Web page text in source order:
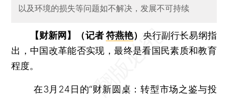
以及环境的损失等问题如不解决，发展不可持续
【财新网】（记者符燕艳） 央行副行长易纲指
出，中国改革能否实现，最终是看国民素质和教育
程度。
在3月24日的“财新圆桌：转型市场之鉴与投